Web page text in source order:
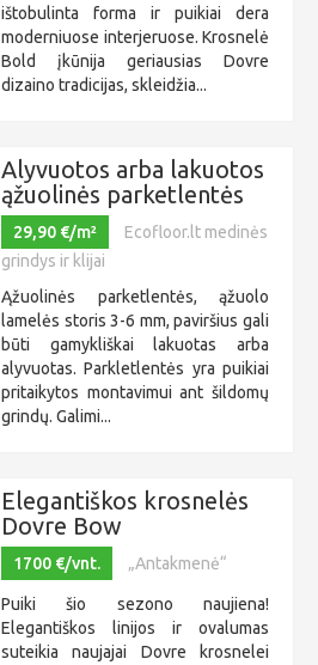
ištobulinta forma ir puikiai dera
moderniuose interjeruose. Krosnelė
Bold įkūnija geriausias Dovre
dizaino tradicijas, skleidžia...
Alyvuotos arba lakuotos
ąžuolinės parketlentės
29,90 €/m²
Ecofloor.lt medinės
grindys ir klijai
Ąžuolinės parketlentės, ąžuolo
lamelės storis 3-6 mm, paviršius gali
būti gamykliškai lakuotas arba
alyvuotas. Parkletlentės yra puikiai
pritaikytos montavimui ant šildomų
grindų. Galimi...
Elegantiškos krosnelės
Dovre Bow
1700 €/vnt. „Antakmenė“
Puiki šio sezono naujiena!
Elegantiškos linijos ir ovalumas
suteikia naujajai Dovre krosnelei